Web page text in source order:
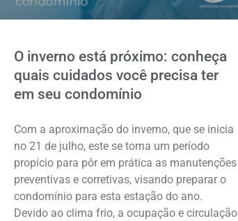
O inverno está próximo: conheça
quais cuidados você precisa ter
em seu condomínio
Com a aproximação do inverno, que se inicia
no 21 de julho, este se torna um período
propício para pôr em prática as manutenções
preventivas e corretivas, visando preparar o
condomínio para esta estação do ano.
Devido ao clima frio, a ocupação e circulação